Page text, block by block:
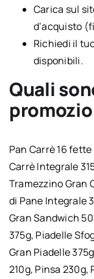
Carica sul
d’acquisto
Richiedi il
disponibili.
Quali
Pan Carrè 16
Carrè Integrale
Tramezzino Gran
di Pane Integrale
Gran Sandwich
375g, Piadelle
Gran Piadelle
210g, Pinsa